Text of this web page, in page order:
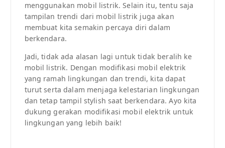
menggunakan mobil listrik. Selain itu, tentu saja
tampilan trendi dari mobil listrik juga akan
membuat kita semakin percaya diri dalam
berkendara.
Jadi, tidak ada alasan lagi untuk tidak beralih ke
mobil listrik. Dengan modifikasi mobil elektrik
yang ramah lingkungan dan trendi, kita dapat
turut serta dalam menjaga kelestarian lingkungan
dan tetap tampil stylish saat berkendara. Ayo kita
dukung gerakan modifikasi mobil elektrik untuk
lingkungan yang lebih baik!